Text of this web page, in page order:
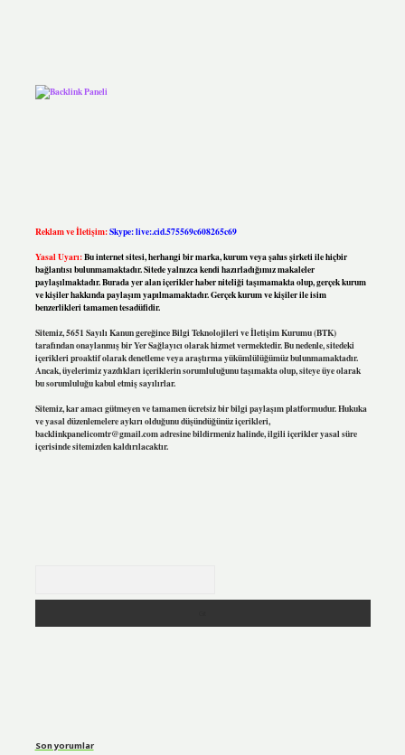
Reklam ve İletişim:Skype: live:.cid.575569c608265c69
Yasal Uyarı:Bu internet sitesi, herhangi bir marka, kurum veya şahıs şirketi ile hiçbir
bağlantısı bulunmamaktadır. Sitede yalnızca kendi hazırladığımız makaleler
paylaşılmaktadır. Burada yer alan içerikler haber niteliği taşımamakta olup, gerçek kurum
ve kişiler hakkında paylaşım yapılmamaktadır. Gerçek kurum ve kişiler ile isim
benzerlikleri tamamen tesadüfidir.
Sitemiz, 5651 Sayılı Kanun gereğince Bilgi Teknolojileri ve İletişim Kurumu (BTK)
tarafından onaylanmış bir Yer Sağlayıcı olarak hizmet vermektedir. Bu nedenle, sitedeki
içerikleri proaktif olarak denetleme veya araştırma yükümlülüğümüz bulunmamaktadır.
Ancak, üyelerimiz yazdıkları içeriklerin sorumluluğunu taşımakta olup, siteye üye olarak
bu sorumluluğu kabul etmiş sayılırlar.
Sitemiz, kar amacı gütmeyen ve tamamen ücretsiz bir bilgi paylaşım platformudur. Hukuka
ve yasal düzenlemelere aykırı olduğunu düşündüğünüz içerikleri,
backlinkpanelicomtr@gmail.comadresine bildirmeniz halinde, ilgili içerikler yasal süre
içerisinde sitemizden kaldırılacaktır.
Son yorumlar